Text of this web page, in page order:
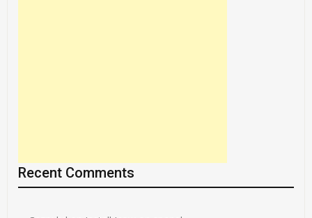
Recent Comments